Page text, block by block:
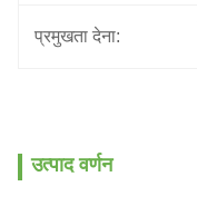
प्रमुखता देना:
उत्पाद वर्णन